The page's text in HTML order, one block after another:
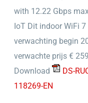
with 12.22 Gbps
IoT Dit indoor WiFi
verwachting begin
verwachte prijs €
Download
DS-
118269-EN